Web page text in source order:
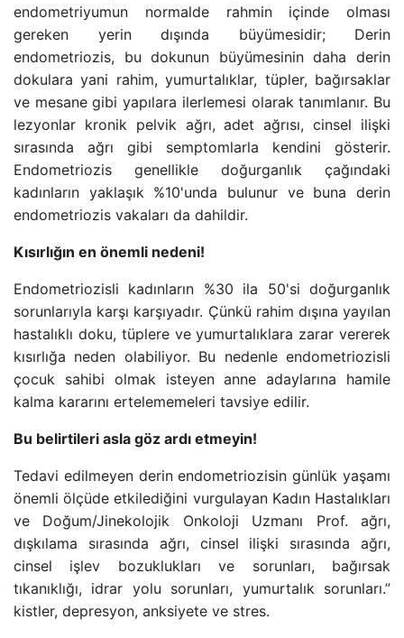
endometriyumun normalde rahmin içinde olması
gereken yerin dışında büyümesidir; Derin
endometriozis, bu dokunun büyümesinin daha derin
dokulara yani rahim, yumurtalıklar, tüpler, bağırsaklar
ve mesane gibi yapılara ilerlemesi olarak tanımlanır. Bu
lezyonlar kronik pelvik ağrı, adet ağrısı, cinsel ilişki
sırasında ağrı gibi semptomlarla kendini gösterir.
Endometriozis genellikle doğurganlık çağındaki
kadınların yaklaşık %10'unda bulunur ve buna derin
endometriozis vakaları da dahildir.
Kısırlığın en önemli nedeni!
Endometriozisli kadınların %30 ila 50'si doğurganlık
sorunlarıyla karşı karşıyadır. Çünkü rahim dışına yayılan
hastalıklı doku, tüplere ve yumurtalıklara zarar vererek
kısırlığa neden olabiliyor. Bu nedenle endometriozisli
çocuk sahibi olmak isteyen anne adaylarına hamile
kalma kararını ertelememeleri tavsiye edilir.
Bu belirtileri asla göz ardı etmeyin!
Tedavi edilmeyen derin endometriozisin günlük yaşamı
önemli ölçüde etkilediğini vurgulayan Kadın Hastalıkları
ve Doğum/Jinekolojik Onkoloji Uzmanı Prof. ağrı,
dışkılama sırasında ağrı, cinsel ilişki sırasında ağrı,
cinsel işlev bozuklukları ve sorunları, bağırsak
tıkanıklığı, idrar yolu sorunları, yumurtalık sorunları.”
kistler, depresyon, anksiyete ve stres.